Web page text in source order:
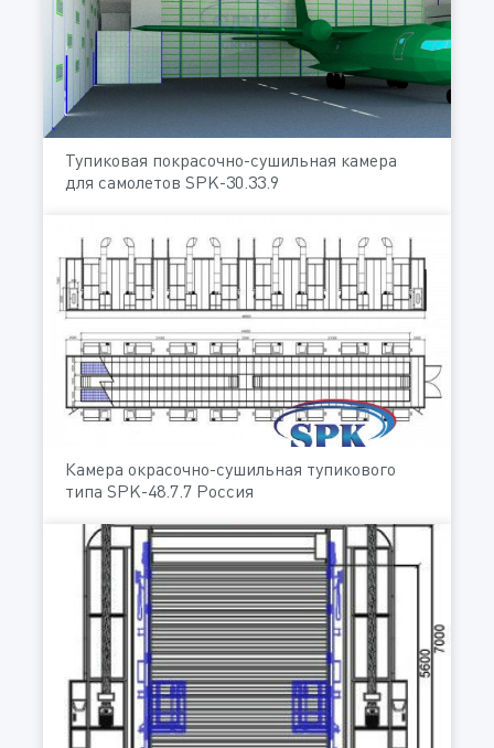
Тупиковая покрасочно-сушильная камера
для самолетов SPK-30.33.9
Камера окрасочно-сушильная тупикового
типа SPK-48.7.7 Россия